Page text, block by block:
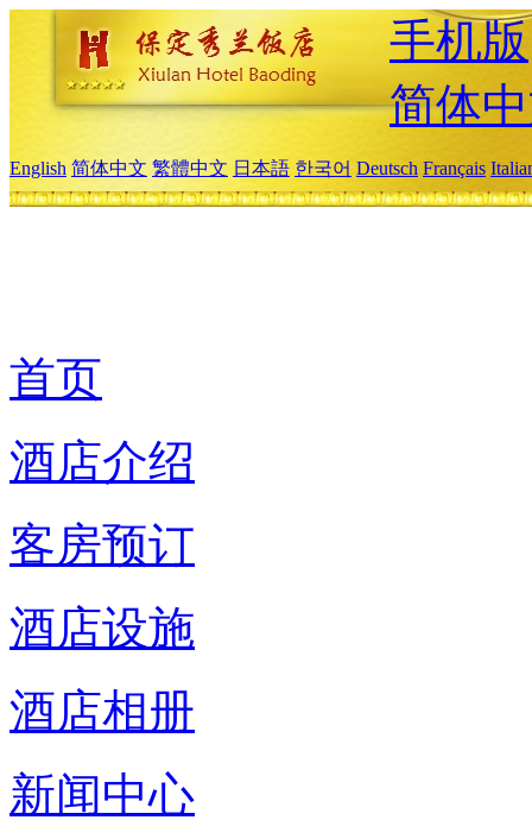
手机版
简体
English 简体中文 繁體中文 日本語 한국어 Deutsch Français
首页
酒店介绍
客房预订
酒店设施
酒店相册
新闻中心